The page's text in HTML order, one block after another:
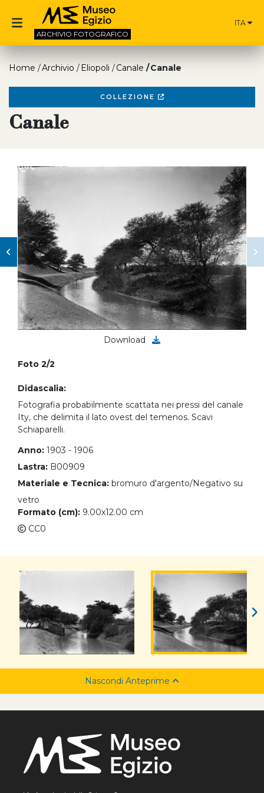
ARCHIVIO FOTOGRAFICO
ITA
Home Archivio Eliopoli Canale Canale
COLLEZIONE
Canale
Download
Foto 2/2
Didascalia:
Fotografia probabilmente scattata nei pressi del canale
Ity, che delimita il lato ovest del temenos. Scavi
Schiaparelli.
Anno: 1903 - 1906
Lastra: B00909
Materiale e Tecnica: bromuro d'argento/Negativo su
vetro
Formato (cm): 9.00x12.00 cm
CC0
Nascondi Anteprime